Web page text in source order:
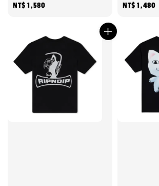
Regular
NT$ 1,580
Regular
NT$ 1,480